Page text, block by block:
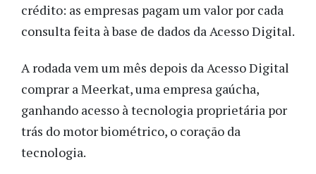
crédito: as empresas pagam um valor por cada
A rodada vem um mês depois da Acesso Digital
comprar a Meerkat, uma empresa gaúcha,
ganhando acesso à tecnologia proprietária por
trás do motor biométrico, o coração da
tecnologia.